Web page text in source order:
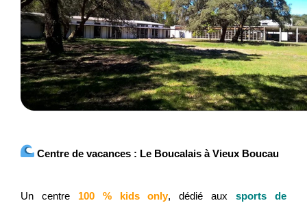
Centre de vacances : Le Boucalais à Vieux Boucau
Un centre 100 % kids only,dédié aux
sports de